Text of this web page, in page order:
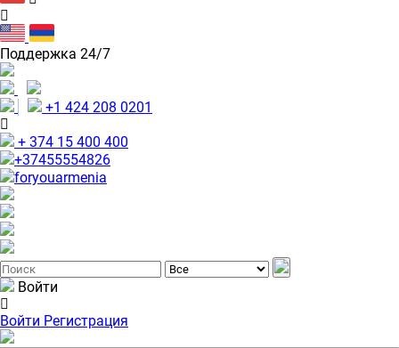
Поддержка 24/7
+1 424 208 0201
+ 374 15 400 400
+37455554826
foryouarmenia
Войти
Войти Регистрация